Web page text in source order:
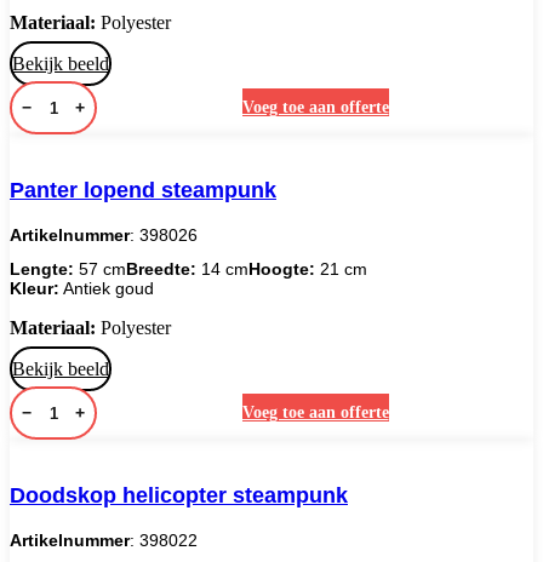
Materiaal: Polyester
Bekijk beeld
− + Voeg toe aan offerte
Panter lopend steampunk
Artikelnummer: 398026
Lengte: 57 cmBreedte: 14 cmHoogte: 21 cm
Kleur: Antiek goud
Materiaal: Polyester
Bekijk beeld
− + Voeg toe aan offerte
Doodskop helicopter steampunk
Artikelnummer: 398022